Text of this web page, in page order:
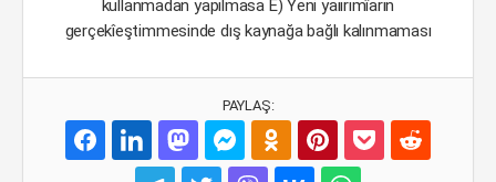
kullanmadan yapılmasa E) Yeni yaıırımîarın
gerçekîeştimmesinde dış kaynağa bağlı kalınmaması
PAYLAŞ: